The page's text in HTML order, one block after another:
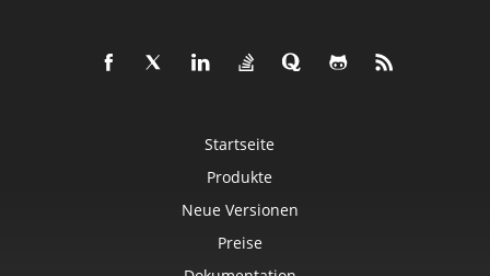
Startseite
Produkte
Neue Versionen
Preise